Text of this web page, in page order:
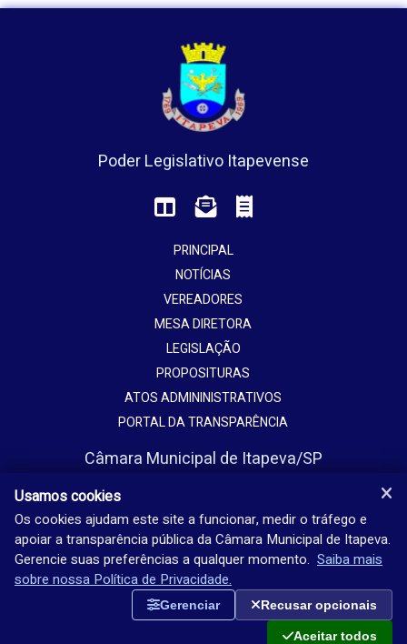
Poder Legislativo Itapevense
PRINCIPAL
NOTÍCIAS
VEREADORES
MESA DIRETORA
LEGISLAÇÃO
PROPOSITURAS
ATOS ADMININISTRATIVOS
PORTAL DA TRANSPARÊNCIA
Câmara Municipal de Itapeva/SP
Jardim Europa - Itapeva - SP - Brasil
(15) 3524-9200
Seg-sex: 08h-18h
Usamos cookies
Os cookies ajudam este site a funcionar, medir o tráfego e
apoiar a transparência pública da Câmara Municipal de Itapeva.
Gerencie suas preferências a qualquer momento. Saiba mais
sobre nossa Política de Privacidade.
Gerenciar Recusar opcionais
Aceitar todos